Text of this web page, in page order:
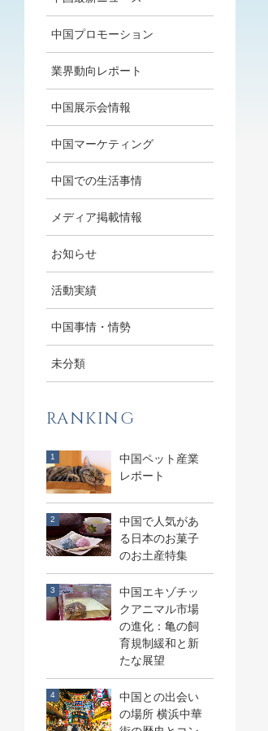
中国プロモーション
業界動向レポート
中国展示会情報
中国マーケティング
中国での生活事情
メディア掲載情報
お知らせ
活動実績
中国事情・情勢
未分類
RANKING
中国ペット産業
レポート
中国で人気があ
る日本のお菓子
のお土産特集
中国エキゾチッ
クアニマル市場
の進化：亀の飼
育規制緩和と新
たな展望
中国との出会い
の場所 横浜中華